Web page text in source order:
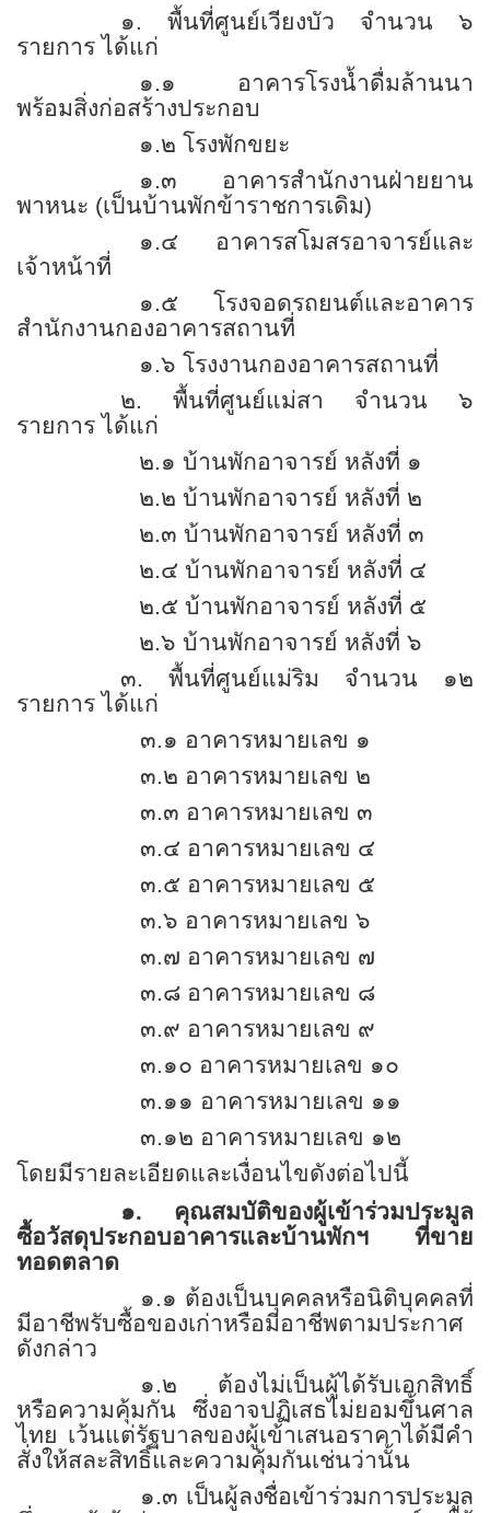
๑. พื้นที่ศูนย์เวียงบัว จำนวน ๖
รายการ ได้แก่
๑.๑ อาคารโรงน้ำดื่มล้านนา
พร้อมสิ่งก่อสร้างประกอบ
๑.๒ โรงพักขยะ
๑.๓ อาคารสำนักงานฝ่ายยาน
พาหนะ (เป็นบ้านพักข้าราชการเดิม)
๑.๔ อาคารสโมสรอาจารย์และ
เจ้าหน้าที่
๑.๕ โรงจอดรถยนต์และอาคาร
สำนักงานกองอาคารสถานที่
๑.๖ โรงงานกองอาคารสถานที่
๒. พื้นที่ศูนย์แม่สา จำนวน ๖
รายการ ได้แก่
๒.๑ บ้านพักอาจารย์ หลังที่ ๑
๒.๒ บ้านพักอาจารย์ หลังที่ ๒
๒.๓ บ้านพักอาจารย์ หลังที่ ๓
๒.๔ บ้านพักอาจารย์ หลังที่ ๔
๒.๕ บ้านพักอาจารย์ หลังที่ ๕
๒.๖ บ้านพักอาจารย์ หลังที่ ๖
๓. พื้นที่ศูนย์แม่ริม จำนวน ๑๒
รายการ ได้แก่
๓.๑ อาคารหมายเลข ๑
๓.๒ อาคารหมายเลข ๒
๓.๓ อาคารหมายเลข ๓
๓.๔ อาคารหมายเลข ๔
๓.๕ อาคารหมายเลข ๕
๓.๖ อาคารหมายเลข ๖
๓.๗ อาคารหมายเลข ๗
๓.๘ อาคารหมายเลข ๘
๓.๙ อาคารหมายเลข ๙
๓.๑๐ อาคารหมายเลข ๑๐
๓.๑๑ อาคารหมายเลข ๑๑
๓.๑๒ อาคารหมายเลข ๑๒
โดยมีรายละเอียดและเงื่อนไขดังต่อไปนี้
๑. คุณสมบัติของผู้เข้าร่วมประมูล
ซื้อวัสดุประกอบอาคารและบ้านพักฯ ที่ขาย
ทอดตลาด
๑.๑ ต้องเป็นบุคคลหรือนิติบุคคลที่
มีอาชีพรับซื้อของเก่าหรือมีอาชีพตามประกาศ
ดังกล่าว
๑.๒ ต้องไม่เป็นผู้ได้รับเอกสิทธิ์
หรือความคุ้มกัน ซึ่งอาจปฏิเสธไม่ยอมขึ้นศาล
ไทย เว้นแต่รัฐบาลของผู้เข้าเสนอราคาได้มีคำ
สั่งให้สละสิทธิ์และความคุ้มกันเช่นว่านั้น
๑.๓ เป็นผู้ลงชื่อเข้าร่วมการประมูล